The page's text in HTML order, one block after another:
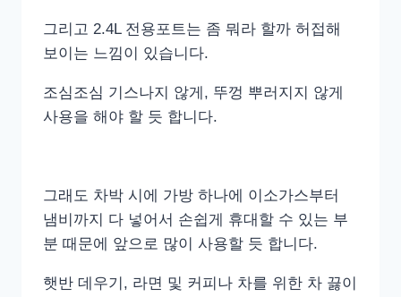
그리고 2.4L 전용포트는 좀 뭐라 할까 허접해
보이는 느낌이 있습니다.
조심조심 기스나지 않게, 뚜껑 뿌러지지 않게
사용을 해야 할 듯 합니다.
그래도 차박 시에 가방 하나에 이소가스부터
냄비까지 다 넣어서 손쉽게 휴대할 수 있는 부
분 때문에 앞으로 많이 사용할 듯 합니다.
햇반 데우기, 라면 및 커피나 차를 위한 차 끓이